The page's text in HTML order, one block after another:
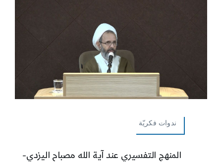
ندوات فكريّة
المنهج التفسيري عند آية الله مصباح اليزدي-